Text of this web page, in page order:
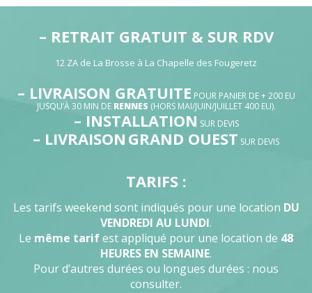
– RETRAIT GRATUIT & SUR RDV
12 ZA de La Brosse à La Chapelle des Fougeretz
– LIVRAISON GRATUITE POUR PANIER DE + 200 EU
JUSQU’À 30 MIN DE RENNES (HORS MAI/JUIN/JUILLET 400 EU).
– INSTALLATION SUR DEVIS
– LIVRAISON GRAND OUEST SUR DEVIS
TARIFS :
Les tarifs weekend sont indiqués pour une location DU
VENDREDI AU LUNDI.
Le même tarifest appliqué pour une location de 48
HEURES EN SEMAINE.
Pour d’autres durées ou longues durées : nous
consulter.